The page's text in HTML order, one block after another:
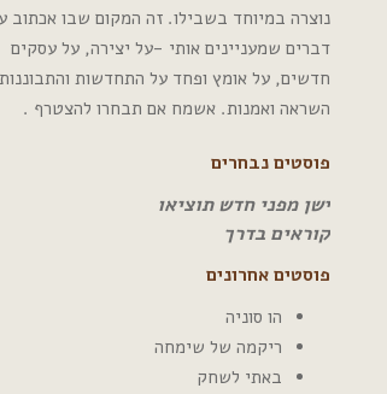
נוצרה במיוחד בשבילו. זה המקום שבו אכתוב
דברים שמעניינים אותי -על יצירה, על עסקים
חדשים, על אומץ ופחד על התחדשות והתבוננות
השראה ואמנות. אשמח אם תבחרו להצטרף .
פוסטים נבחרים
ישן מפני חדש תוציאו
קוראים בדרך
פוסטים אחרונים
הו סוניה
ריקמה של שימחה
באתי לשחק